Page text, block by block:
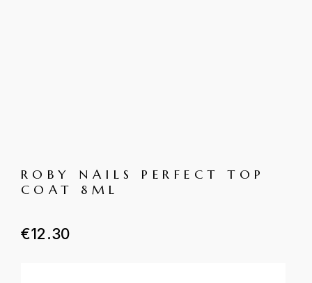
ROBY NAILS PERFECT TOP
COAT 8ML
€12.30